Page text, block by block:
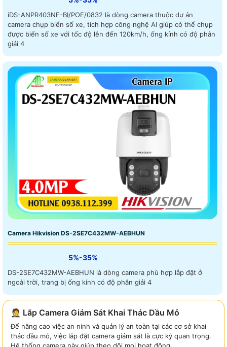
iDS-ANPR403NF-BI/POE/0832 là dòng camera thuộc dự án
camera chụp biển số xe, tích hợp công nghệ AI giúp có thể chụp
được biển số xe với tốc độ lên đến 120km/h, ống kính có độ phân
giải 4
Camera Hikvision DS-2SE7C432MW-AEBHUN
5%-35%
DS-2SE7C432MW-AEBHUN là dòng camera phù hợp lắp đặt ở
ngoài trời, trang bị ống kính có độ phân giải 4
🤵 Lắp Camera Giám Sát Khai Thác Dầu Mỏ
Để nâng cao việc an ninh và quản lý an toàn tại các cơ sở khai
thác dầu mỏ, việc lắp đặt camera giám sát là cực kỳ quan trọng.
Hệ thống camera này giúp theo dõi mọi hoạt động...